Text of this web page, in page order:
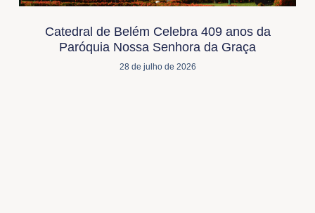
Catedral de Belém Celebra 409 anos da
Paróquia Nossa Senhora da Graça
28 de julho de 2026